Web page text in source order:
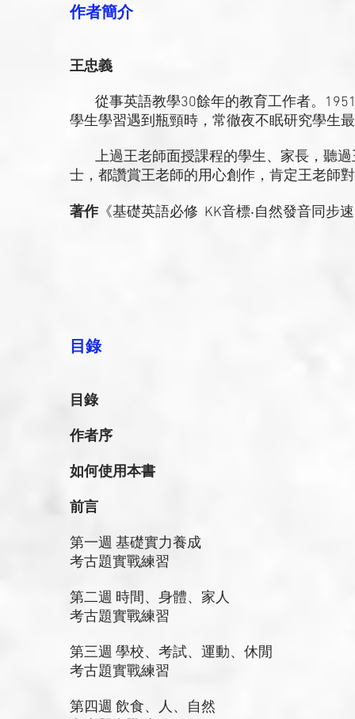
作者簡介
王忠義
從事英語教學30餘年的教育工作者。
學生學習遇到瓶頸時，常徹夜不眠研究學生
上過王老師面授課程的學生、家長，聽過
士，都讚賞王老師的用心創作，肯定王老師
著作《基礎英語必修 KK音標‧自然發音同步
目錄
目錄
作者序
如何使用本書
前言
第一週 基礎實力養成
考古題實戰練習
第二週 時間、身體、家人
考古題實戰練習
第三週 學校、考試、運動、休閒
考古題實戰練習
第四週 飲食、人、自然